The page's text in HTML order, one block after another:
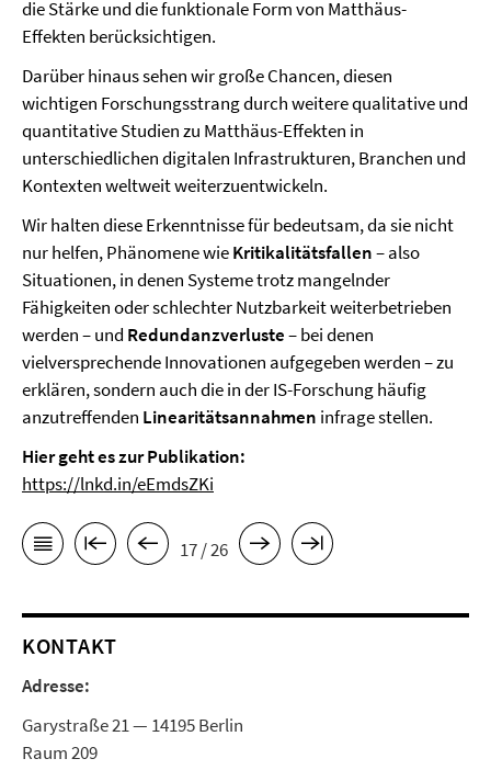
die Stärke und die funktionale Form von Matthäus-
Effekten berücksichtigen.
Darüber hinaus sehen wir große Chancen, diesen
wichtigen Forschungsstrang durch weitere qualitative und
quantitative Studien zu Matthäus-Effekten in
unterschiedlichen digitalen Infrastrukturen, Branchen und
Kontexten weltweit weiterzuentwickeln.
Wir halten diese Erkenntnisse für bedeutsam, da sie nicht
nur helfen, Phänomene wieKritikalitätsfallen– also
Situationen, in denen Systeme trotz mangelnder
Fähigkeiten oder schlechter Nutzbarkeit weiterbetrieben
werden – und Redundanzverluste– bei denen
vielversprechende Innovationen aufgegeben werden – zu
erklären, sondern auch die in der IS-Forschung häufig
anzutreffenden Linearitätsannahmen infrage stellen.
Hier geht es zur Publikation:
https://lnkd.in/eEmdsZKi
17 / 26
KONTAKT
Adresse:
Garystraße 21 — 14195 Berlin
Raum 209